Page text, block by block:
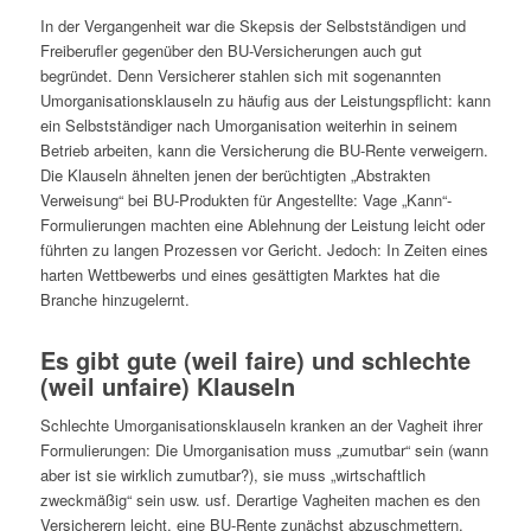
In der Vergangenheit war die Skepsis der Selbstständigen und
Freiberufler gegenüber den BU-Versicherungen auch gut
begründet. Denn Versicherer stahlen sich mit sogenannten
Umorganisationsklauseln zu häufig aus der Leistungspflicht: kann
ein Selbstständiger nach Umorganisation weiterhin in seinem
Betrieb arbeiten, kann die Versicherung die BU-Rente verweigern.
Die Klauseln ähnelten jenen der berüchtigten „Abstrakten
Verweisung“ bei BU-Produkten für Angestellte: Vage „Kann“-
Formulierungen machten eine Ablehnung der Leistung leicht oder
führten zu langen Prozessen vor Gericht. Jedoch: In Zeiten eines
harten Wettbewerbs und eines gesättigten Marktes hat die
Branche hinzugelernt.
Es gibt gute (weil faire) und schlechte
(weil unfaire) Klauseln
Schlechte Umorganisationsklauseln kranken an der Vagheit ihrer
Formulierungen: Die Umorganisation muss „zumutbar“ sein (wann
aber ist sie wirklich zumutbar?), sie muss „wirtschaftlich
zweckmäßig“ sein usw. usf. Derartige Vagheiten machen es den
Versicherern leicht, eine BU-Rente zunächst abzuschmettern.